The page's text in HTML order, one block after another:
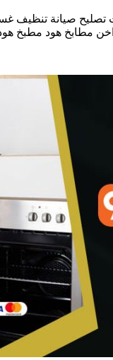
تصليح صيانة تنظيف
مطابخ هود مطبخ